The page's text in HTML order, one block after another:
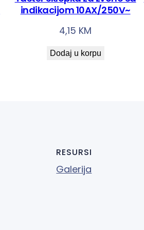
indikacijom 10AX/250V~
4,15 KM
Dodaj u korpu
RESURSI
Galerija